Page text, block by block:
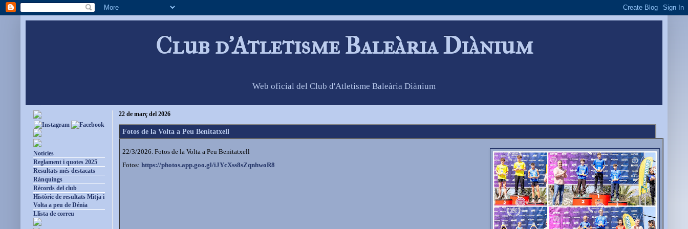
Club d'Atletisme Baleària Diànium
Web oficial del Club d'Atletisme Baleària Diànium
22 de març del 2026
Fotos de la Volta a Peu Benitatxell
22/3/2026. Fotos de la Volta a Peu Benitatxell
Fotos: https://photos.app.goo.gl/iJYcXss8sZqnhwoR8
Notícies
Reglament i quotes 2025
Resultats més destacats
Rànquings
Rècords del club
Històric de resultats Mitja i
Volta a peu de Dénia
Llista de correu